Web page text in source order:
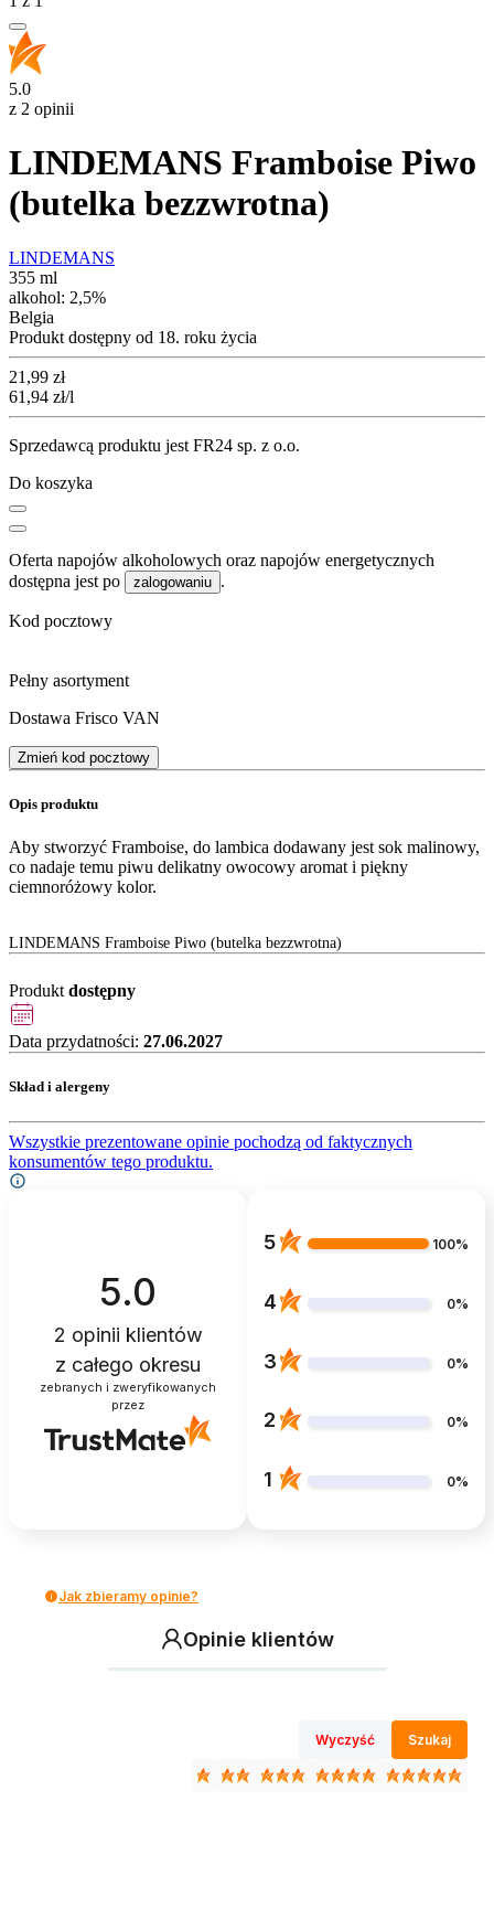
5.0
z 2 opinii
LINDEMANS Framboise Piwo
(butelka bezzwrotna)
LINDEMANS
355 ml
alkohol: 2,5%
Belgia
Produkt dostępny od 18. roku życia
Cena
21,99 zł
61,94 zł/l
Sprzedawcą produktu jest FR24 sp. z o.o.
Do koszyka
Oferta napojów alkoholowych oraz napojów energetycznych
dostępna jest po
zalogowaniu .
Kod pocztowy
Pełny asortyment
Dostawa Frisco VAN
Zmień kod pocztowy
Opis produktu
Aby stworzyć Framboise, do lambica dodawany jest sok malinowy,
co nadaje temu piwu delikatny owocowy aromat i piękny
ciemnoróżowy kolor.
LINDEMANS Framboise Piwo (butelka bezzwrotna)
Produkt dostępny
Data przydatności: 27.06.2027
Skład i alergeny
Wszystkie prezentowane opinie pochodzą od faktycznych
konsumentów tego produktu.
5.0
2 opinii klientów
z całego okresu
zebranych i zweryfikowanych
przez
5 100%
4 0%
3 0%
2 0%
1 0%
Jak zbieramy opinie?
Opinie klientów
Wyczyść Szukaj